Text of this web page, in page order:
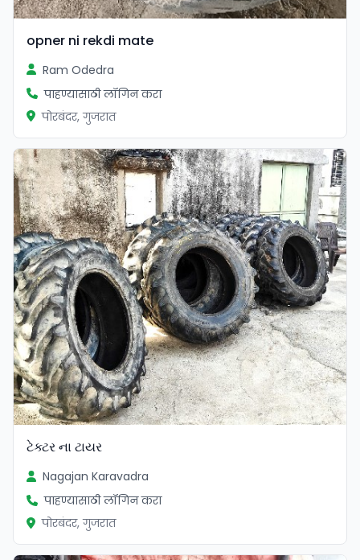
opner ni rekdi mate
Ram Odedra
पाहण्यासाठी लॉगिन करा
पोरबंदर, गुजरात
ટેક્ટર ના ટાયર
Nagajan Karavadra
पाहण्यासाठी लॉगिन करा
पोरबंदर, गुजरात